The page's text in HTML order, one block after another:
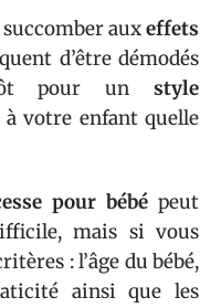
auxeffets
d’être démodés
pour un style
votre enfant quelle
pour bébé peut
mais si vous
: l’âge du bébé,
ainsi que les